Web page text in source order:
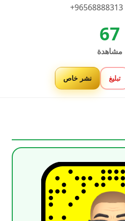
67
مشاهدة
تبليغ نشر خاص